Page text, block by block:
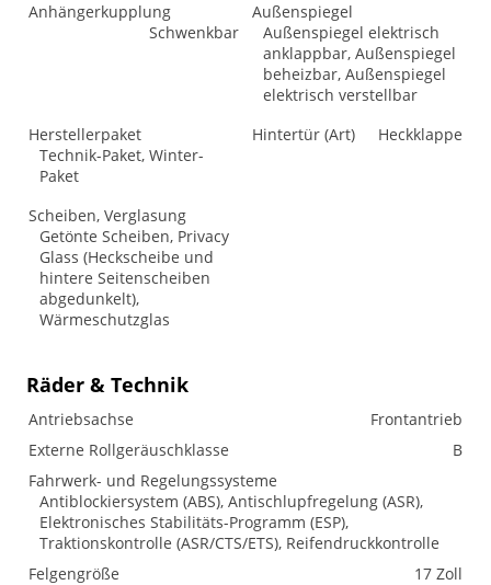
Anhängerkupplung
Schwenkbar
Außenspiegel
Außenspiegel elektrisch
anklappbar, Außenspiegel
beheizbar, Außenspiegel
elektrisch verstellbar
Herstellerpaket
Technik-Paket, Winter-
Paket
Hintertür (Art) Heckklappe
Scheiben, Verglasung
Getönte Scheiben, Privacy
Glass (Heckscheibe und
hintere Seitenscheiben
abgedunkelt),
Wärmeschutzglas
Räder & Technik
Antriebsachse
Frontantrieb
Externe Rollgeräuschklasse
B
Fahrwerk- und Regelungssysteme
Antiblockiersystem (ABS), Antischlupfregelung (ASR),
Elektronisches Stabilitäts-Programm (ESP),
Traktionskontrolle (ASR/CTS/ETS), Reifendruckkontrolle
Felgengröße
17 Zoll